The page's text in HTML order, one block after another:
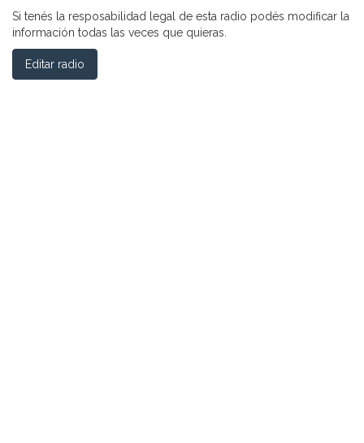
Si tenés la resposabilidad legal de esta radio podés modificar la
información todas las veces que quieras.
Editar radio